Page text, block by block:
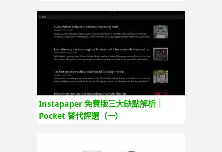
Instapaper 免費版三大缺點解析｜
Pocket 替代評選（一）